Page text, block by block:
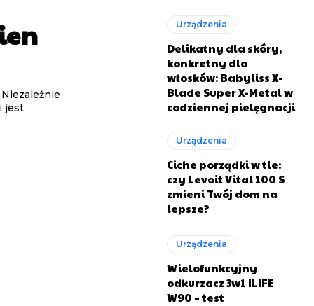
jest
Urządzenia
Delikatny dla skóry,
konkretny dla
włosków: Babyliss X-
Blade Super X-Metal w
codziennej pielęgnacji
Urządzenia
Ciche porządki w tle:
czy Levoit Vital 100 S
zmieni Twój dom na
lepsze?
Urządzenia
Wielofunkcyjny
odkurzacz 3w1 ILIFE
W90 – test